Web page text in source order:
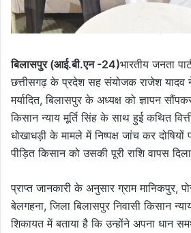
बिलासपुर (आई.बी.एन -24)भारतीय जनता
छत्तीसगढ़ के प्रदेश सह संयोजक राजेश यादव
मर्यादित, बिलासपुर के अध्यक्ष को ज्ञापन
किसान न्याय मूर्ति सिंह के साथ हुई कथित
धोखाधड़ी के मामले में निष्पक्ष जांच कर दोषियों
पीड़ित किसान को उसकी पूरी राशि वापस
प्राप्त जानकारी के अनुसार ग्राम मानिकपुर,
बेलगहना, जिला बिलासपुर निवासी किसान
शिकायत में बताया है कि उन्होंने अपना धान